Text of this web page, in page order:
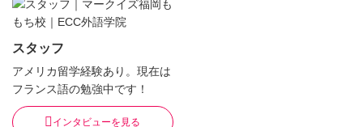
スタッフ
アメリカ留学経験あり。現在は
フランス語の勉強中です！
インタビューを見る